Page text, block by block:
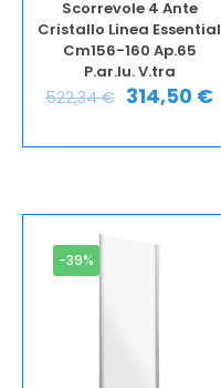
Scorrevole 4 Ante
Cristallo Linea Essential
Cm156-160 Ap.65
P.ar.lu. V.tra
522,34€ 314,50 €
-39%